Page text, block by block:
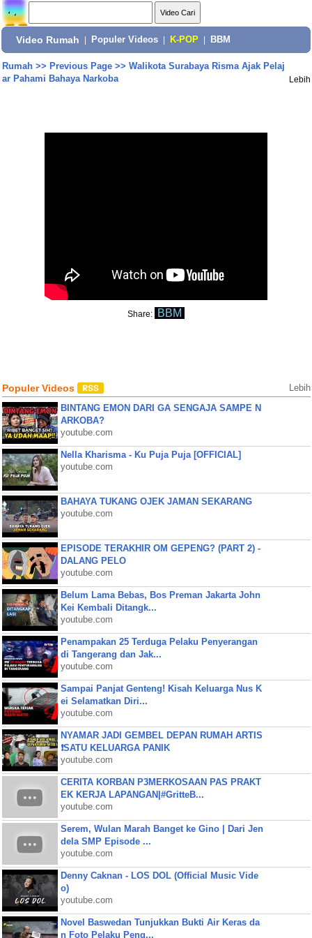
Video Rumah Populer Videos K-POP BBM
Rumah>> Previous Page>> Walikota Surabaya Risma Ajak Pelaj
ar Pahami Bahaya Narkoba
Lebih
Share: BBM
Populer Videos Lebih
BINTANG EMON DARI GA SENGAJA SAMPE N
ARKOBA?
youtube.com
Nella Kharisma - Ku Puja Puja [OFFICIAL]
youtube.com
BAHAYA TUKANG OJEK JAMAN SEKARANG
youtube.com
EPISODE TERAKHIR OM GEPENG? (PART 2) -
DALANG PELO
youtube.com
Belum Lama Bebas, Bos Preman Jakarta John
Kei Kembali Ditangk...
youtube.com
Penampakan 25 Terduga Pelaku Penyerangan
di Tangerang dan Jak...
youtube.com
Sampai Panjat Genteng! Kisah Keluarga Nus K
ei Selamatkan Diri...
youtube.com
NYAMAR JADI GEMBEL DEPAN RUMAH ARTIS
❗SATU KELUARGA PANIK
youtube.com
CERITA KORBAN P3MERKOSAAN PAS PRAKT
EK KERJA LAPANGAN|#GritteB...
youtube.com
Serem, Wulan Marah Banget ke Gino | Dari Jen
dela SMP Episode ...
youtube.com
Denny Caknan - LOS DOL (Official Music Vide
o)
youtube.com
Novel Baswedan Tunjukkan Bukti Air Keras da
n Foto Pelaku Peng...